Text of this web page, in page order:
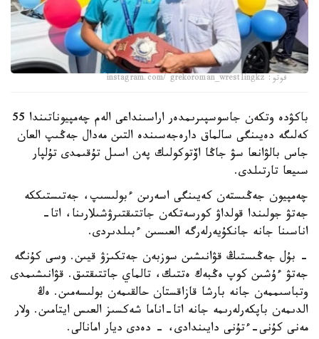
فوتو: instagram.com/ grekoroman_wrestlingkz
باكۋدە وتكەن جاسوسپىرىمدەر اراسىنداعى الەم چەمپيوناتىندا 55
كەلىگە دەيىنگى سالماق دارەجەسىندە التىن مەدال جەڭىپ العان
جاس بالۋانعا سۋ جاڭا اۆتوكولىك پەن اسىل تۇقىمدى تۇلپار
سىيعا تارتىلدى.
چەمپيون جەڭىستەن كەيىنگى اسەرىن ءبولىسىپ، جەتىستىككە
جەتۋ جولىندا قولداۋ كورسەتكەن جاتتىقتىرۋشىلارىنا، اتا-
اناسىنا جانە جانكۇيەرلەرگە العىسىن ءبىلدىردى.
- بۇل جەڭىستىڭ قۋانىشىن سوزبەن جەتكىزۋ قيىن. وسى كۇنگە
جەتۋ ءۇشىن كوپ ەڭبەك ەتتىك، تالماي جاتتىقتىق. قۋانىشىمدى
وتباسىممەن جانە بارشا قازاقستان حالقىمەن بولىسەمىن. ەڭ
الدىمەن باپكەرلەرىمە جانە اتا-اناما شەكسىز العىس ايتامىن. ولار
مەنى كۇنى-ءتۇنى دايىندادى، - دەدى ديار امانالى.